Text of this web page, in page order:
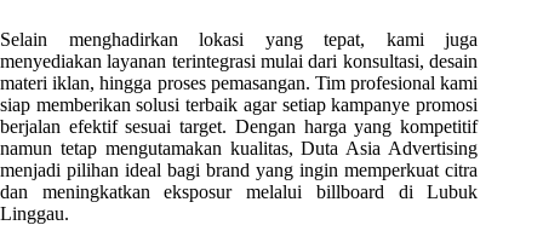
Selain menghadirkan lokasi yang tepat, kami juga
menyediakan layanan terintegrasi mulai dari konsultasi, desain
materi iklan, hingga proses pemasangan. Tim profesional kami
siap memberikan solusi terbaik agar setiap kampanye promosi
berjalan efektif sesuai target. Dengan harga yang kompetitif
namun tetap mengutamakan kualitas, Duta Asia Advertising
menjadi pilihan ideal bagi brand yang ingin memperkuat citra
dan meningkatkan eksposur melalui billboard di Lubuk
Linggau.